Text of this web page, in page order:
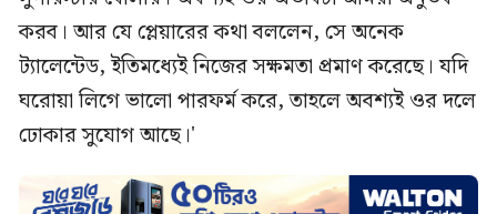
করব। আর যে প্লেয়ারের কথা বললেন, সে অনেক
ট্যালেন্টেড, ইতিমধ্যেই নিজের সক্ষমতা প্রমাণ করেছে। যদি
ঘরোয়া লিগে ভালো পারফর্ম করে, তাহলে অবশ্যই ওর দলে
ঢোকার সুযোগ আছে।'